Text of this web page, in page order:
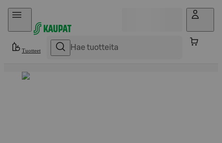
Hyppää sisältöön
Tuotteet